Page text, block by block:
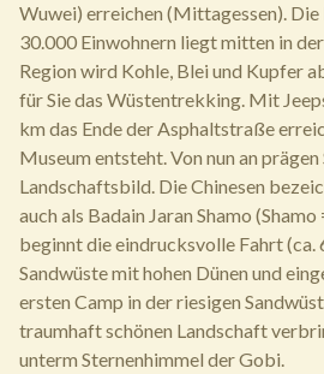
Wuwei) erreichen (Mittagessen).
30.000 Einwohnern liegt mitten in
Region wird Kohle, Blei und Kupfer
für Sie das Wüstentrekking. Mit
km das Ende der Asphaltstraße
Museum entsteht. Von nun an
Landschaftsbild. Die Chinesen
auch als Badain Jaran Shamo
beginnt die eindrucksvolle Fahrt
Sandwüste mit hohen Dünen und
ersten Camp in der riesigen
traumhaft schönen Landschaft
unterm Sternenhimmel der Gobi.